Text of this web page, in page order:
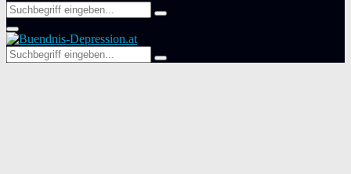
Search
for:
Search
Primary
Menu
Search
for:
Search